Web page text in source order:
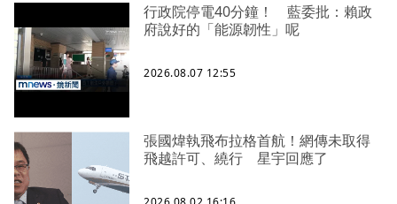
行政院停電40分鐘！ 藍委批：賴政
府說好的「能源韌性」呢
2026.08.07 12:55
張國煒執飛布拉格首航！網傳未取得
飛越許可、繞行 星宇回應了